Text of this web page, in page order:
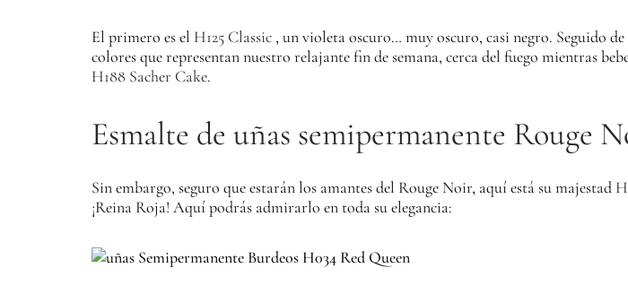
El primero es el H125 Classic , un violeta oscuro… muy oscuro, casi negro. Seguido de
colores que representan nuestro relajante fin de semana, cerca del fuego mientras
H188 Sacher Cake.
Esmalte de uñas semipermanente Rouge
Sin embargo, seguro que estarán los amantes del Rouge Noir, aquí está su majestad
¡Reina Roja! Aquí podrás admirarlo en toda su elegancia: